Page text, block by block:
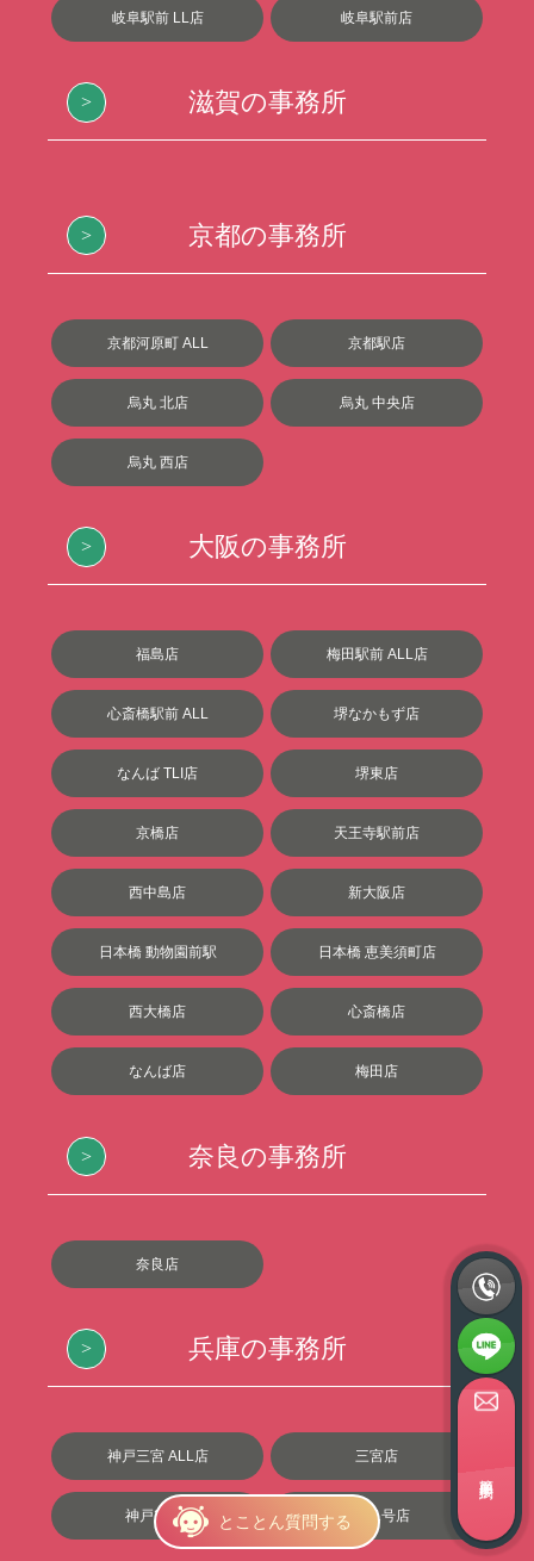
とことん質問する
岐阜駅前 LL店 岐阜駅前店
滋賀の事務所
京都の事務所
京都河原町 ALL 京都駅店
烏丸 北店 烏丸 中央店
烏丸 西店
大阪の事務所
福島店 梅田駅前 ALL店
心斎橋駅前 ALL 堺なかもず店
なんば TLI店 堺東店
京橋店 天王寺駅前店
西中島店 新大阪店
日本橋 動物園前駅 日本橋 恵美須町店
西大橋店 心斎橋店
なんば店 梅田店
奈良の事務所
奈良店
兵庫の事務所
神戸三宮 ALL店 三宮店
神戸2号店 神戸1号店